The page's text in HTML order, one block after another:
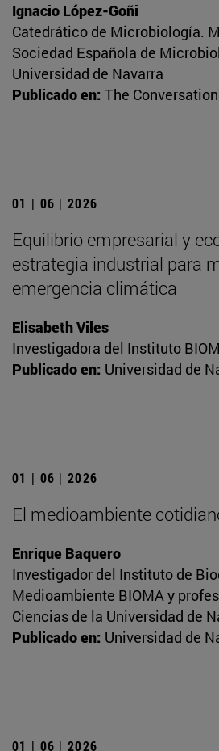
Ignacio López-Goñi
Catedrático de Microbiología.
Sociedad Española de
Universidad de Navarra
Publicado en: The
01 | 06 | 2026
Equilibrio empresarial y
estrategia industrial para
emergencia climática
Elisabeth Viles
Investigadora del Instituto
Publicado en: Universidad de
01 | 06 | 2026
El medioambiente
Enrique Baquero
Investigador del Instituto de
Medioambiente BIOMA y
Ciencias de la Universidad de
Publicado en: Universidad de
01 | 06 | 2026